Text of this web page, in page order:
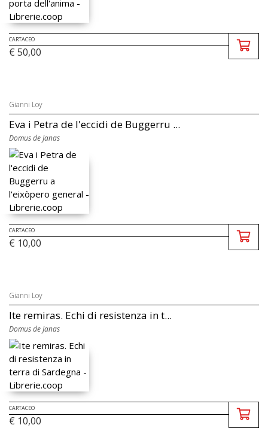
CARTACEO
€ 50,00
Gianni Loy
Eva i Petra de l'eccidi de Buggerru ...
Domus de Janas
CARTACEO
€ 10,00
Gianni Loy
Ite remiras. Echi di resistenza in t...
Domus de Janas
CARTACEO
€ 10,00